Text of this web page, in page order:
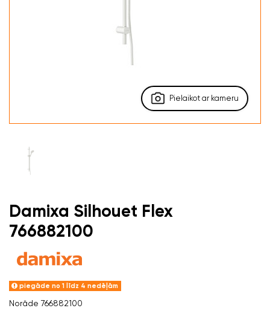
Pielaikot ar kameru
Damixa Silhouet Flex
766882100
piegāde no 1 līdz 4 nedēļām
Norāde 766882100